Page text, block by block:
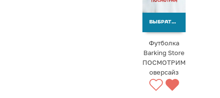
ВЫБРАТЬ ВАРИАНТЫ
Футболка
Barking Store
ПОСМОТРИМ
оверсайз